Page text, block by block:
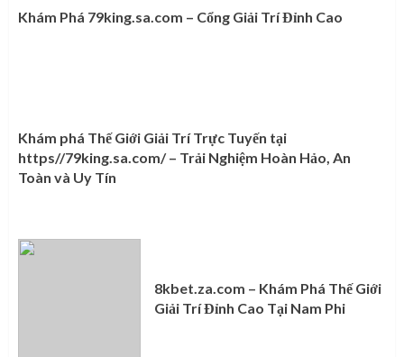
Khám Phá 79king.sa.com – Cổng Giải Trí Đỉnh Cao
Khám phá Thế Giới Giải Trí Trực Tuyến tại
https//79king.sa.com/ – Trải Nghiệm Hoàn Hảo, An
Toàn và Uy Tín
8kbet.za.com – Khám Phá Thế Giới
Giải Trí Đỉnh Cao Tại Nam Phi